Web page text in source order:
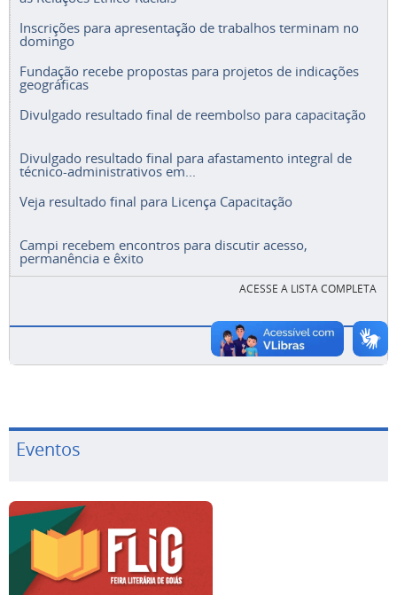
Inscrições para apresentação de trabalhos terminam no
domingo
Fundação recebe propostas para projetos de indicações
geográficas
Divulgado resultado final de reembolso para capacitação
Divulgado resultado final para afastamento integral de
técnico-administrativos em...
Veja resultado final para Licença Capacitação
Campi recebem encontros para discutir acesso,
permanência e êxito
ACESSE A LISTA COMPLETA
Eventos